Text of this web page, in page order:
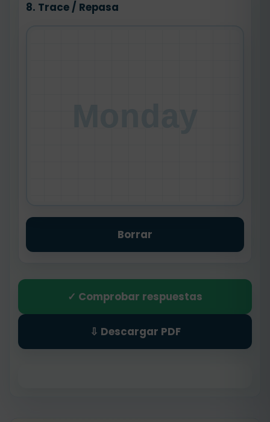
8. Trace / Repasa
Borrar
✓ Comprobar respuestas
⇩ Descargar PDF